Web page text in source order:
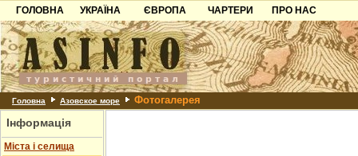
ГОЛОВНА
УКРАЇНА
Карпати
Азов
Причорноморря
Шацьк
ЄВРОПА
Чорногорія
Хорватія
Болгарія
Албанія
ЧАРТЕРИ
ПРО НАС
Контакти
Партнерам
Додати готель
Головна Азовское море Фотогалерея
Інформація
Міста і селища